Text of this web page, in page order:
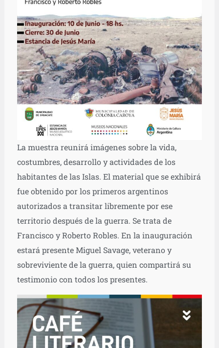
La muestra reunirá imágenes sobre la vida,
costumbres, desarrollo y actividades de los
habitantes de las Islas. El material que se exhibirá
fue obtenido por los primeros argentinos
autorizados a transitar libremente por ese
territorio después de la guerra. Se trata de
Francisco y Roberto Robles. En la inauguración
estará presente Miguel Savage, veterano y
sobreviviente de la guerra, quien compartirá su
testimonio con todos los presentes.